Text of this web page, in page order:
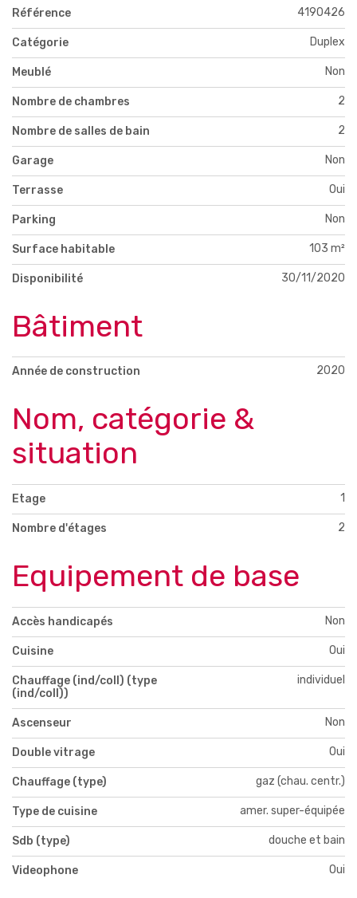
Référence 4190426
Catégorie Duplex
Meublé Non
Nombre de chambres 2
Nombre de salles de bain 2
Garage Non
Terrasse Oui
Parking Non
Surface habitable 103 m²
Disponibilité 30/11/2020
Bâtiment
Année de construction 2020
Nom, catégorie &
situation
Etage 1
Nombre d'étages 2
Equipement de base
Accès handicapés Non
Cuisine Oui
Chauffage (ind/coll) (type
(ind/coll))
individuel
Ascenseur Non
Double vitrage Oui
Chauffage (type) gaz (chau. centr.)
Type de cuisine amer. super-équipée
Sdb (type) douche et bain
Videophone Oui